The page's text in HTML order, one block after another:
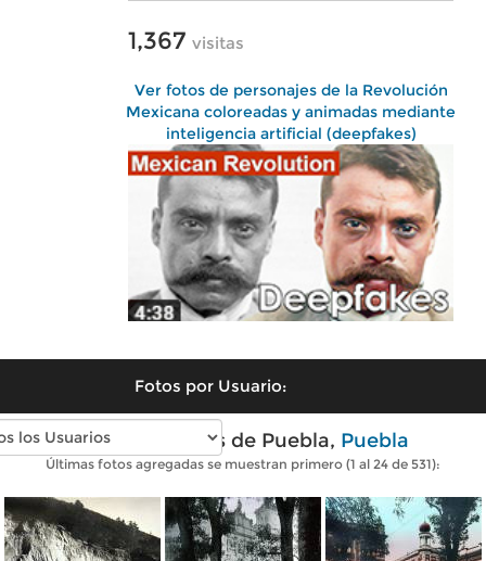
1,367 visitas
Ver fotos de personajes de la Revolución
Mexicana coloreadas y animadas mediante
inteligencia artificial (deepfakes)
Fotos por Usuario:
Fotos antiguas de Puebla, Puebla
Últimas fotos agregadas se muestran primero (1 al 24 de 531):